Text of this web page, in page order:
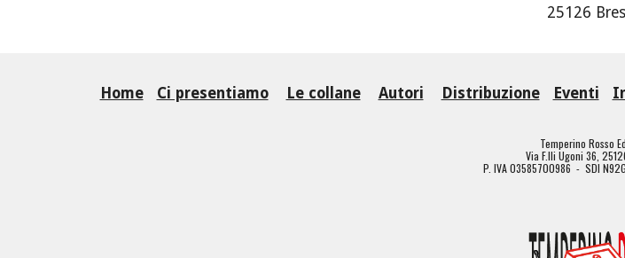
25126
Home Ci presentiamo Le collane Autori Distribuzione Eventi
Temperino Rosso
Via F.lli Ugoni 36,
P. IVA 03585700986 - SDI